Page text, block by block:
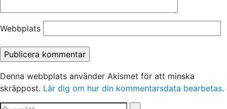
Webbplats
Denna webbplats använder Akismet för att minska
skräppost. Lär dig om hur din kommentarsdata bearbetas.